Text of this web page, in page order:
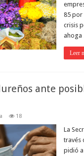
85 por
crisis
Leer
ante
18
La
través
pidió